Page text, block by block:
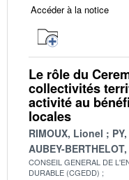
Accéder à la notice
Le rôle du
collectivités
activité au
locales
RIMOUX, Lionel
AUBEY-
CONSEIL GENERAL DE
DURABLE (CGEDD)